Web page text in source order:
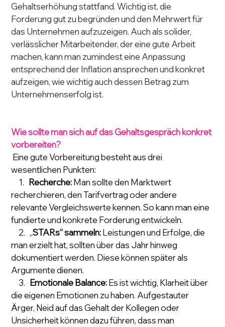
Gehaltserhöhung stattfand. Wichtig ist, die
Forderung gut zu begründen und den Mehrwert für
das Unternehmen aufzuzeigen. Auch als solider,
verlässlicher Mitarbeitender, der eine gute Arbeit
machen, kann man zumindest eine Anpassung
entsprechend der Inflation ansprechen und konkret
aufzeigen, wie wichtig auch dessen Betrag zum
Unternehmenserfolg ist.
Wie sollte man sich auf das Gehaltsgespräch konkret
vorbereiten?
Eine gute Vorbereitung besteht aus drei
wesentlichen Punkten:
1. Recherche: Man sollte den Marktwert
recherchieren, den Tarifvertrag oder andere
relevante Vergleichswerte kennen. So kann man eine
fundierte und konkrete Forderung entwickeln.
2.   „STARs“ sammeln: Leistungen und Erfolge, die
man erzielt hat, sollten über das Jahr hinweg
dokumentiert werden. Diese können später als
Argumente dienen.
3. Emotionale Balance: Es ist wichtig, Klarheit über
die eigenen Emotionen zu haben. Aufgestauter
Ärger, Neid auf das Gehalt der Kollegen oder
Unsicherheit können dazu führen, dass man